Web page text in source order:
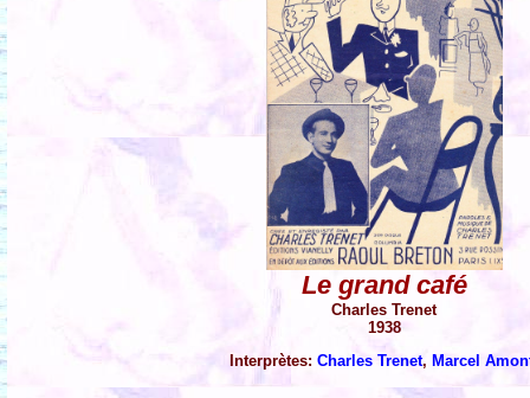
Le grand café
Charles Trenet
1938
Interprètes:Charles Trenet,Marcel